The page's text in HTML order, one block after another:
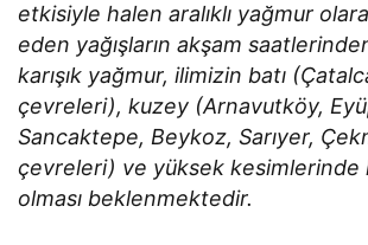
etkisiyle halen aralıklı yağmur
eden yağışların akşam
karışık yağmur, ilimizin batı
çevreleri), kuzey (Arnavutköy,
Sancaktepe, Beykoz, Sarıyer,
çevreleri) ve yüksek kesimlerinde
olması beklenmektedir.